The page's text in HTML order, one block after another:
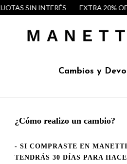
SIN INTERÉS EXTRA 20%
Cambios y
¿Cómo realizo un cambio?
- SI COMPRASTE EN
TENDRÁS 30 DÍAS PARA